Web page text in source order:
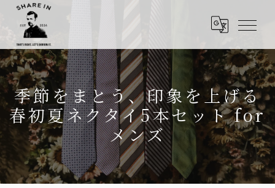
季節をまとう、印象を上げる
春初夏ネクタイ5本セット for
メンズ